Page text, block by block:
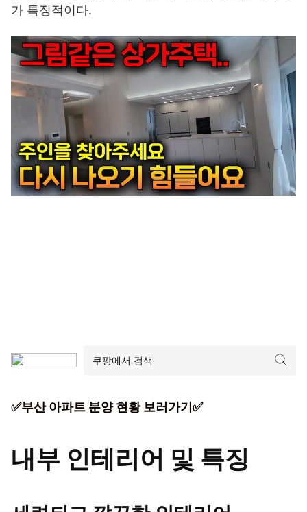
가 특징적이다.
✅부산 아파트 분양 현황 보러가기✅
내부 인테리어 및 특징